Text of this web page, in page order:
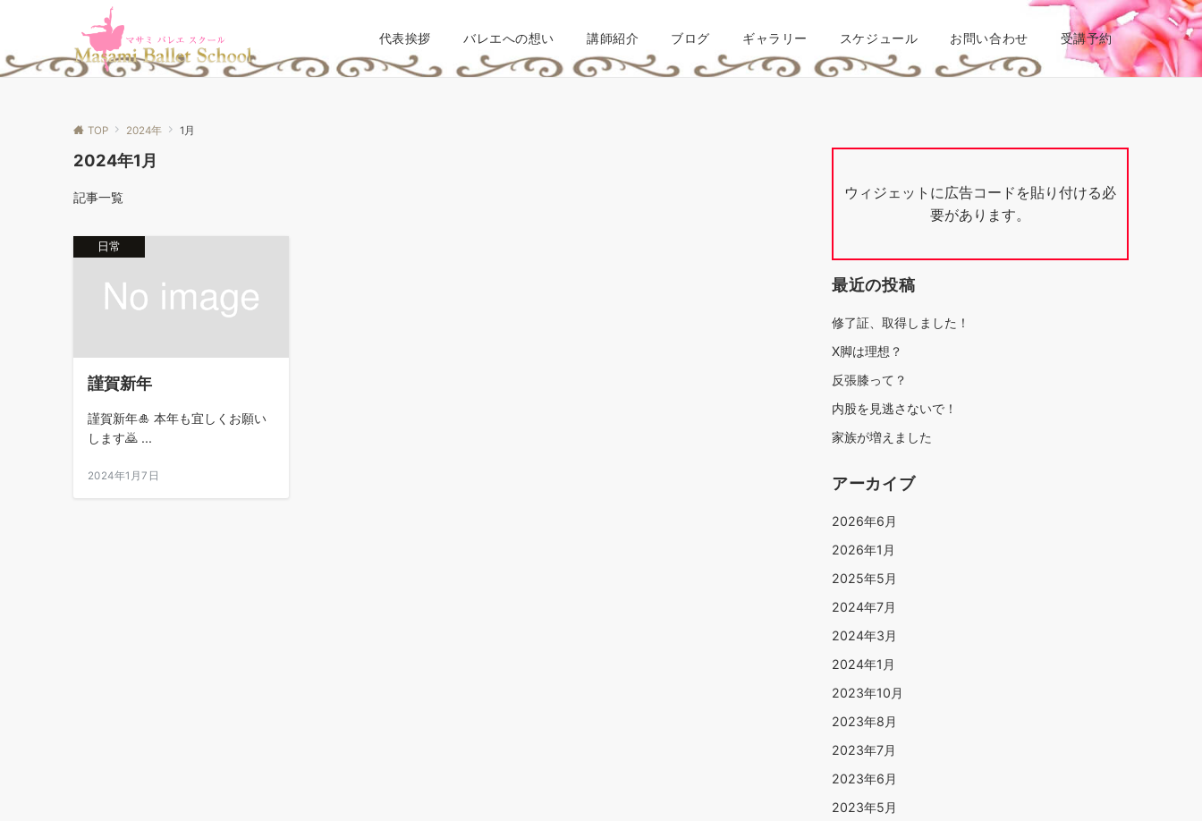
代表挨拶 バレエへの想い 講師紹介 ブログ ギャラリー スケジュール お問い合わせ 受講予約
TOP 2024年 1月
2024年1月
記事一覧
日常
謹賀新年
謹賀新年🎍 本年も宜しくお願い
します🙇 ...
2024年1月7日
ウィジェットに広告コードを貼り付ける必
要があります。
最近の投稿
修了証、取得しました！
X脚は理想？
反張膝って？
内股を見逃さないで！
家族が増えました
アーカイブ
2026年6月
2026年1月
2025年5月
2024年7月
2024年3月
2024年1月
2023年10月
2023年8月
2023年7月
2023年6月
2023年5月